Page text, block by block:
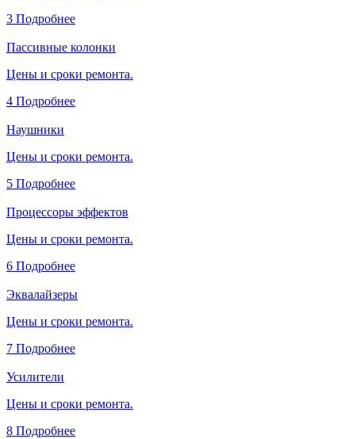
3 Подробнее
Пассивные колонки
Цены и сроки ремонта.
4 Подробнее
Наушники
Цены и сроки ремонта.
5 Подробнее
Процессоры эффектов
Цены и сроки ремонта.
6 Подробнее
Эквалайзеры
Цены и сроки ремонта.
7 Подробнее
Усилители
Цены и сроки ремонта.
8 Подробнее